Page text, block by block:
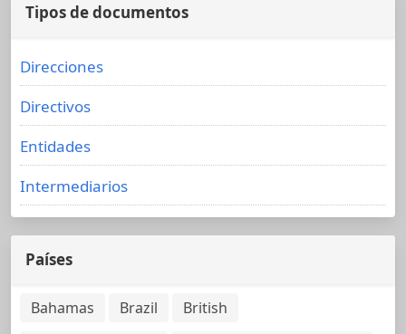
Tipos de documentos
Direcciones
Directivos
Entidades
Intermediarios
Países
Bahamas Brazil
British